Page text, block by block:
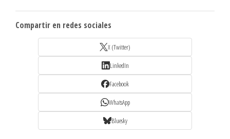
Compartir en redes sociales
X (Twitter)
LinkedIn
Facebook
WhatsApp
Bluesky